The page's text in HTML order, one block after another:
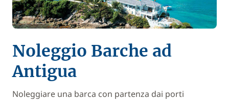
Noleggio Barche ad
Antigua
Noleggiare una barca con partenza dai porti